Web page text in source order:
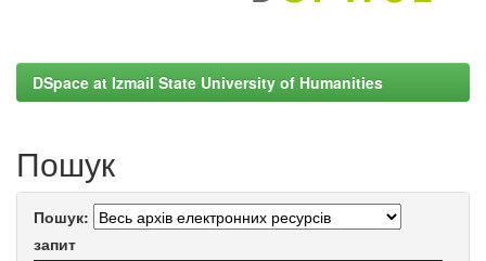
DSpace at Izmail State University of Humanities
Пошук
Пошук:
запит